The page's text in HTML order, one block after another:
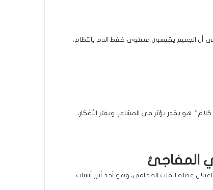
أن الجميع يقيسون مستوى ضغط الدم بانتظام،
هو يقدر يؤثر في المشاعر، ويغيّر الأفكار،…
المفاجئ
عضلة القلب الضخامي، وهو أحد أبرز أسباب…